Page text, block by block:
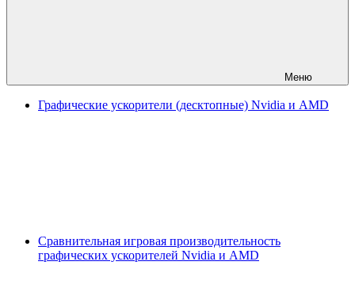
Меню
Графические ускорители (десктопные) Nvidia и AMD
Сравнительная игровая производительность
графических ускорителей Nvidia и AMD